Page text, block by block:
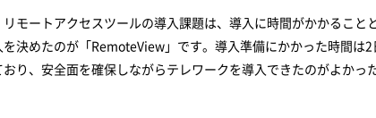
モートアクセスツールの導入課題は、導入に時間がかかること
決めたのが「RemoteView」です。導入準備にかかった時間は2
り、安全面を確保しながらテレワークを導入できたのがよかっ